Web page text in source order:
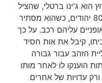
ג'ינו ברטלי, שהציל
במהלך מלחמת העולם השנייה 800 יהודים, כשהוא מסתיר
עליהם רכב. על כך
קיבל את אות חסיד
הזהב עבור גבורה
לו לאחר מותו
עדויות של אחרים